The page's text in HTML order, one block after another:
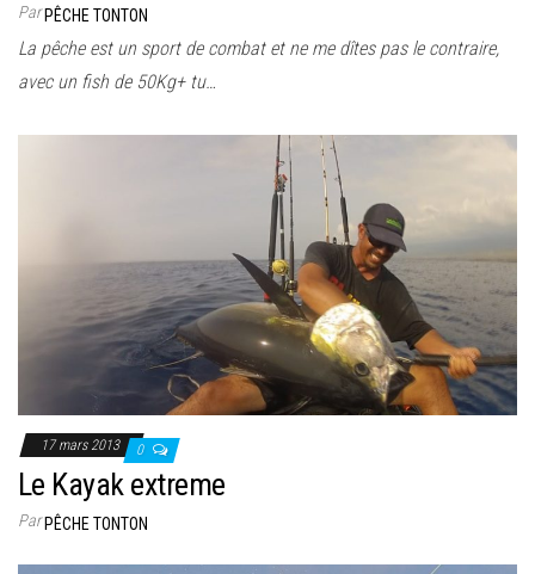
ParPÊCHE TONTON
La pêche est un sport de combat et ne me dîtes pas le contraire,
avec un fish de 50Kg+ tu…
17 mars 2013 0
Le Kayak extreme
ParPÊCHE TONTON